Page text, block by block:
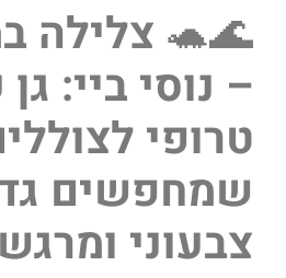
🌊🐢 צלילה
– נוסי ביי:
טרופי
שמחפשים
צבעוני ומרגש